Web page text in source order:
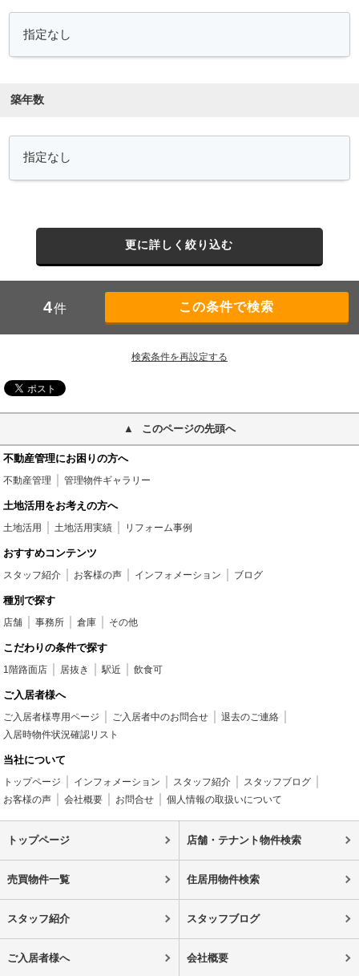
築年数
更に詳しく絞り込む
4件
検索条件を再設定する
このページの先頭へ
不動産管理にお困りの方へ
不動産管理 管理物件ギャラリー
土地活用をお考えの方へ
土地活用 土地活用実績 リフォーム事例
おすすめコンテンツ
スタッフ紹介 お客様の声 インフォメーション ブログ
種別で探す
店舗 事務所 倉庫 その他
こだわりの条件で探す
1階路面店 居抜き 駅近 飲食可
ご入居者様へ
ご入居者様専用ページ ご入居者中のお問合せ
退去のご連絡
入居時物件状況確認リスト
当社について
トップページ インフォメーション スタッフ紹介
スタッフブログ
お客様の声
会社概要 お問合せ 個人情報の取扱いについて
トップページ 店舗・テナント物件検索
売買物件一覧 住居用物件検索
スタッフ紹介 スタッフブログ
ご入居者様へ 会社概要